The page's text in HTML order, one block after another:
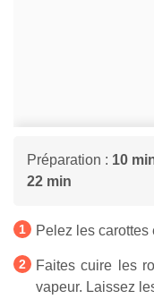
Préparation : 10
22 min
Pelez les
Faites cuire les
vapeur. Laissez